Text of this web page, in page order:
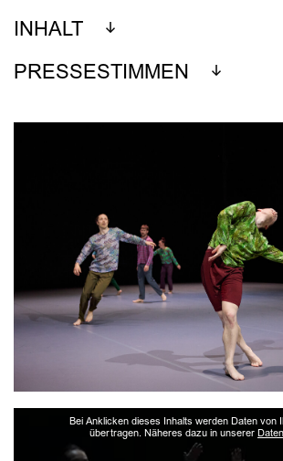
INHALT
PRESSESTIMMEN
Bei Anklicken dieses Inhalts werden Daten von
übertragen. Näheres dazu in unserer